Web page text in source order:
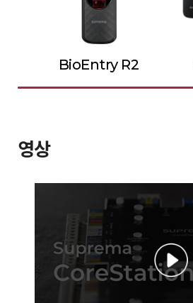
BioEntry R2
영상